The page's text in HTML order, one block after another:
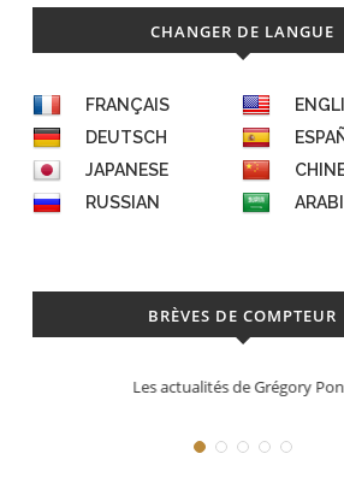
CHANGER DE LANGUE
FRANÇAIS
DEUTSCH
JAPANESE
RUSSIAN
BRÈVES DE COMPTEUR
Les actualités de Grégory